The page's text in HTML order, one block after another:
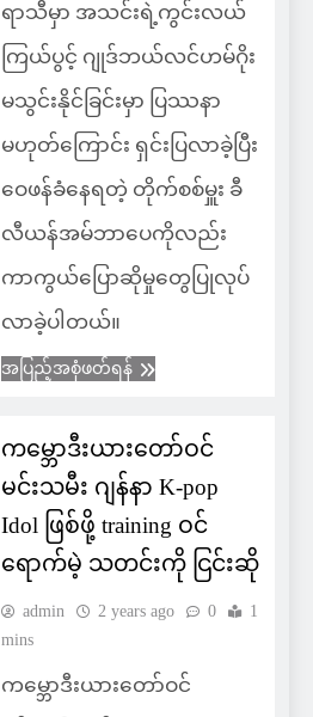
ရာသီမှာ အသင်းရဲ့ကွင်းလယ်
ကြယ်ပွင့် ဂျုဒ်ဘယ်လင်ဟမ်ဂိုး
မသွင်းနိုင်ခြင်းမှာ ပြဿနာ
မဟုတ်ကြောင်း ရှင်းပြလာခဲ့ပြီး
ဝေဖန်ခံနေရတဲ့ တိုက်စစ်မှူး ခီ
လီယန်အမ်ဘာပေကိုလည်း
ကာကွယ်ပြောဆိုမှုတွေပြုလုပ်
လာခဲ့ပါတယ်။
အပြည့်အစုံဖတ်ရန်
ကမ္ဘောဒီးယားတော်ဝင်
မင်းသမီး ဂျန်နာ K-pop
Idol ဖြစ်ဖို့ training ဝင်
ရောက်မဲ့ သတင်းကို ငြင်းဆို
admin 2 years ago 0
1
mins
ကမ္ဘောဒီးယားတော်ဝင်